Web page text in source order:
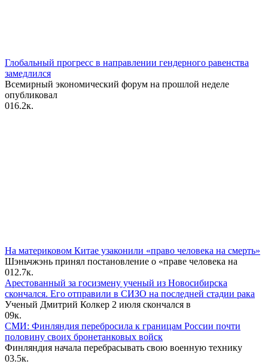
Глобальный прогресс в направлении гендерного равенства
замедлился
Всемирный экономический форум на прошлой неделе
опубликовал
016.2к.
На материковом Китае узаконили «право человека на смерть»
Шэньчжэнь принял постановление о «праве человека на
012.7к.
Арестованный за госизмену ученый из Новосибирска
скончался. Его отправили в СИЗО на последней стадии рака
Ученый Дмитрий Колкер 2 июля скончался в
09к.
СМИ: Финляндия перебросила к границам России почти
половину своих бронетанковых войск
Финляндия начала перебрасывать свою военную технику
03.5к.